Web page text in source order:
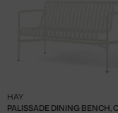
HAY